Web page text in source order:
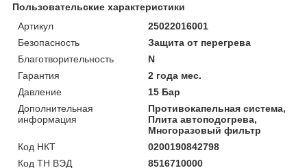
Пользовательские характеристики
Артикул
25022016001
Безопасность
Защита от перегрева
Благотворительность
N
Гарантия
2 года мес.
Давление
15 Бар
Дополнительная
информация
Противокапельная система,
Плита автоподогрева,
Многоразовый фильтр
Код НКТ
0200190842798
Код ТН ВЭД
8516710000